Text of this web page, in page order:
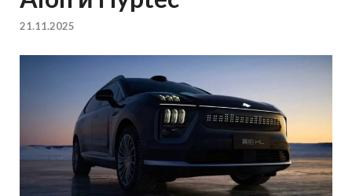
21.11.2025